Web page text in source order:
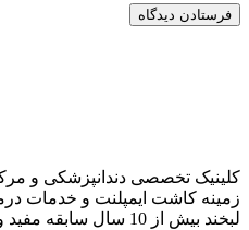
کلینیک تخصصی دندانپزشکی و
زمینه کاشت ایمپلنت و خدمات
لبخند بیش از 10 سال سابقه مفید و درخشان دارد.